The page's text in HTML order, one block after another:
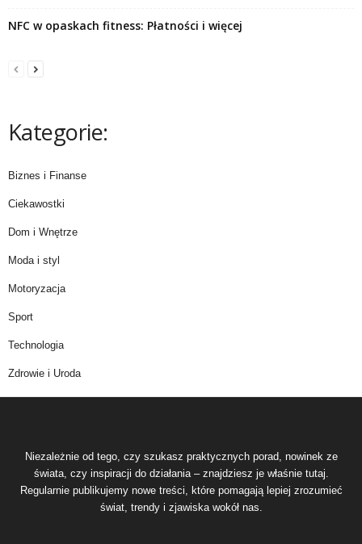
NFC w opaskach fitness: Płatności i więcej
Kategorie:
Biznes i Finanse
Ciekawostki
Dom i Wnętrze
Moda i styl
Motoryzacja
Sport
Technologia
Zdrowie i Uroda
Niezależnie od tego, czy szukasz praktycznych porad, nowinek ze
świata, czy inspiracji do działania – znajdziesz je właśnie tutaj.
Regularnie publikujemy nowe treści, które pomagają lepiej zrozumieć
świat, trendy i zjawiska wokół nas.